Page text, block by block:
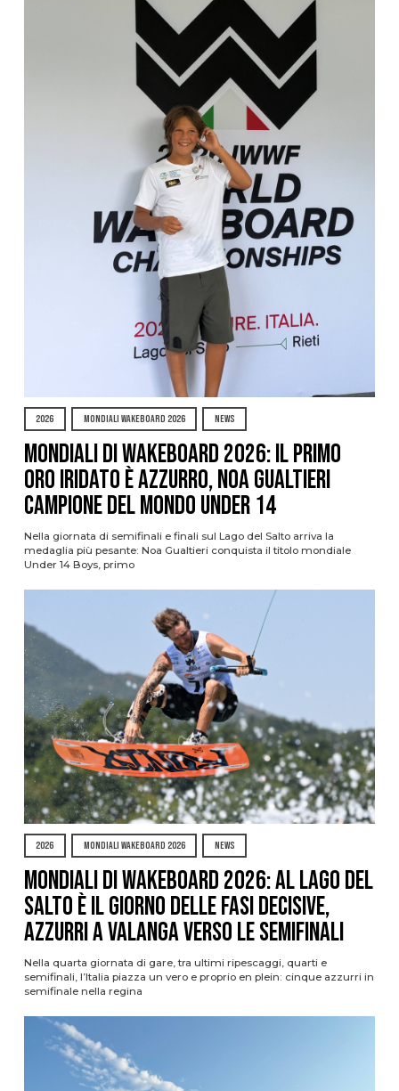
2026 MONDIALI WAKEBOARD 2026 NEWS
Mondiali di Wakeboard 2026: il primo
oro iridato è azzurro, Noa Gualtieri
campione del mondo Under 14
Nella giornata di semifinali e finali sul Lago del Salto arriva la
medaglia più pesante: Noa Gualtieri conquista il titolo mondiale
Under 14 Boys, primo
2026 MONDIALI WAKEBOARD 2026 NEWS
Mondiali di Wakeboard 2026: al Lago del
Salto è il giorno delle fasi decisive,
azzurri a valanga verso le semifinali
Nella quarta giornata di gare, tra ultimi ripescaggi, quarti e
semifinali, l’Italia piazza un vero e proprio en plein: cinque azzurri in
semifinale nella regina